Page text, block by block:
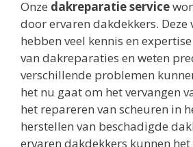
Onze dakreparatie service
door ervaren dakdekkers. Deze
hebben veel kennis en
van dakreparaties en weten
verschillende problemen
het nu gaat om het vervangen
het repareren van scheuren in
herstellen van beschadigde
ervaren dakdekkers kunnen